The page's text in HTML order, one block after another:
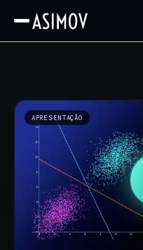
APRESENTAÇÃO